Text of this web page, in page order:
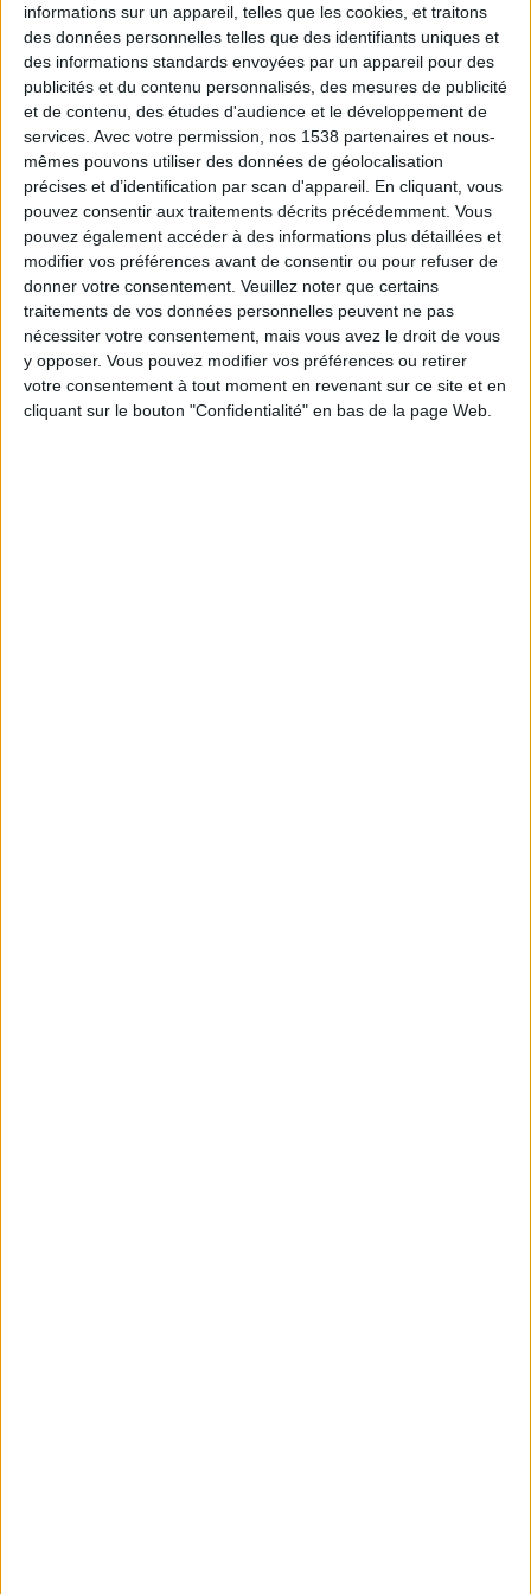
informations sur un appareil, telles que les cookies, et traitons
des données personnelles telles que des identifiants uniques et
des informations standards envoyées par un appareil pour des
publicités et du contenu personnalisés, des mesures de publicité
et de contenu, des études d'audience et le développement de
services. Avec votre permission, nos 1538 partenaires et nous-
mêmes pouvons utiliser des données de géolocalisation
précises et d’identification par scan d'appareil. En cliquant, vous
pouvez consentir aux traitements décrits précédemment. Vous
pouvez également accéder à des informations plus détaillées et
modifier vos préférences avant de consentir ou pour refuser de
donner votre consentement. Veuillez noter que certains
traitements de vos données personnelles peuvent ne pas
nécessiter votre consentement, mais vous avez le droit de vous
y opposer. Vous pouvez modifier vos préférences ou retirer
votre consentement à tout moment en revenant sur ce site et en
cliquant sur le bouton "Confidentialité" en bas de la page Web.
Webinaires en direct Voir tout
Peut-on remplacer la viande par des féculents ?
Consultation diététique du 05/08/2026